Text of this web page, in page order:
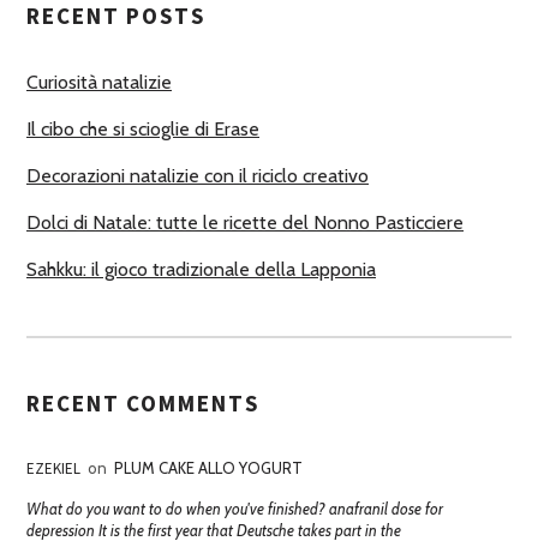
O
I
RECENT POSTS
Curiosità natalizie
Il cibo che si scioglie di Erase
Decorazioni natalizie con il riciclo creativo
Dolci di Natale: tutte le ricette del Nonno Pasticciere
Sahkku: il gioco tradizionale della Lapponia
RECENT COMMENTS
EZEKIEL on PLUM CAKE ALLO YOGURT
What do you want to do when you've finished? anafranil dose for
depression It is the first year that Deutsche takes part in the